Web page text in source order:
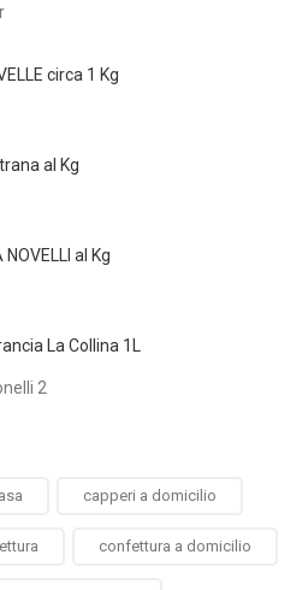
circa 1 Kg
al Kg
al Kg
La Collina 1L
2
capperi a domicilio
confettura a domicilio